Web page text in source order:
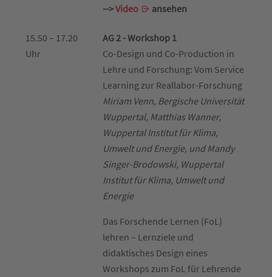
-->Video ansehen
15.50 – 17.20
Uhr
AG 2 - Workshop 1
Co-Design und Co-Production in
Lehre und Forschung: Vom Service
Learning zur Reallabor-Forschung
Miriam Venn, Bergische Universität
Wuppertal, Matthias Wanner,
Wuppertal Institut für Klima,
Umwelt und Energie, und Mandy
Singer-Brodowski, Wuppertal
Institut für Klima, Umwelt und
Energie
Das Forschende Lernen (FoL)
lehren – Lernziele und
didaktisches Design eines
Workshops zum FoL für Lehrende